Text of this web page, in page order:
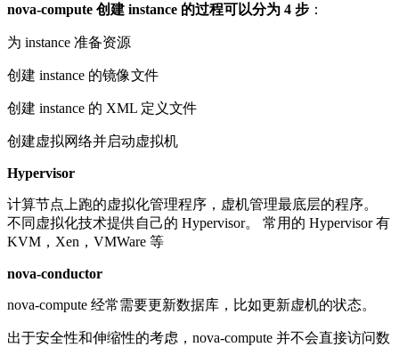
nova-compute 创建 instance 的过程可以分为 4 步 ：
为 instance 准备资源
创建 instance 的镜像文件
创建 instance 的 XML 定义文件
创建虚拟网络并启动虚拟机
Hypervisor
计算节点上跑的虚拟化管理程序，虚机管理最底层的程序。
不同虚拟化技术提供自己的 Hypervisor。 常用的 Hypervisor 有
KVM，Xen，VMWare 等
nova-conductor
nova-compute 经常需要更新数据库，比如更新虚机的状态。
出于安全性和伸缩性的考虑，nova-compute 并不会直接访问数